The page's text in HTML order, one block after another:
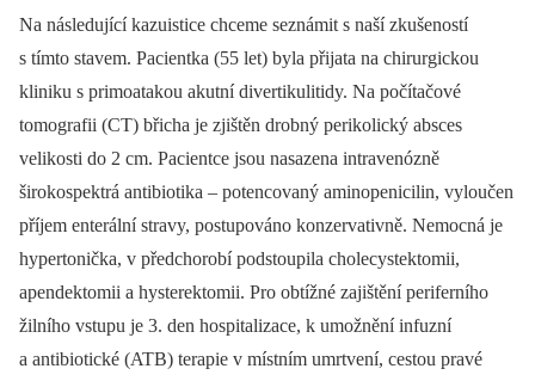
Na následující kazuistice chceme seznámit s naší zkušeností
s tímto stavem. Pa­cientka (55 let) byla přijata na chirurgickou
kliniku s primoatakou akutní divertikulitidy. Na počítačové
tomografii (CT) břicha je zjištěn drobný perikolický absces
velikosti do 2 cm. Pa­cientce jsou nasazena intravenózně
širokospektrá antibio­tika –⁠ potencovaný aminopenicilin, vyloučen
příjem enterální stravy, postupováno konzervativně. Nemocná je
hypertonička, v předchorobí podstoupila cholecystektomii,
apendektomii a hysterek­tomii. Pro obtížné zajištění periferního
žilního vstupu je 3. den hospitalizace, k umožnění infuzní
a antibio­tické (ATB) terapie v místním umrtvení, cestou pravé